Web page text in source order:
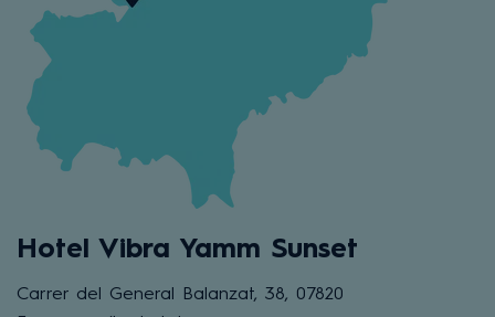
Hotel Vibra Yamm Sunset
Carrer del General Balanzat, 38, 07820